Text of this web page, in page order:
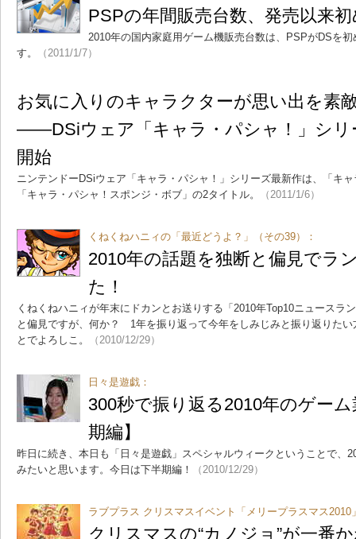
PSPの年間販売台数、発売以来
2010年の国内家庭用ゲーム機販売台数は、PSPがDSを
す。
（2011/1/7）
お気に入りのキャラクターが思い出を素
――DSiウェア「キャラ・パシャ！」シリ
開始
ニンテンドーDSiウェア「キャラ・パシャ！」シリーズ最新作は、「キ
「キャラ・パシャ！スポンジ・ボブ」の2タイトル。
（2011/1/6）
くねくねハニィの「最近どうよ？」（その39）：
2010年の話題を独断と偏見でラ
た！
くねくねハニィが年末にドカンとお送りする「2010年Top10ニュースラ
と偏見ですが、何か？ 1年を振り返って今年をしみじみと振り返りた
とでよろしこ。
（2010/12/29）
日々是遊戯：
300秒で振り返る2010年のゲー
期編】
昨日に続き、本日も「日々是遊戯」スペシャルウィークということで、
みたいと思います。今日は下半期編！
（2010/12/29）
ラブプラス クリスマスイベント「メリープラスマス2010
クリスマスの“カノジョ”が一番